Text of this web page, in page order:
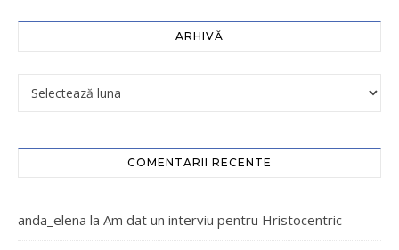
ARHIVĂ
COMENTARII RECENTE
anda_elena la Am dat un interviu pentru Hristocentric